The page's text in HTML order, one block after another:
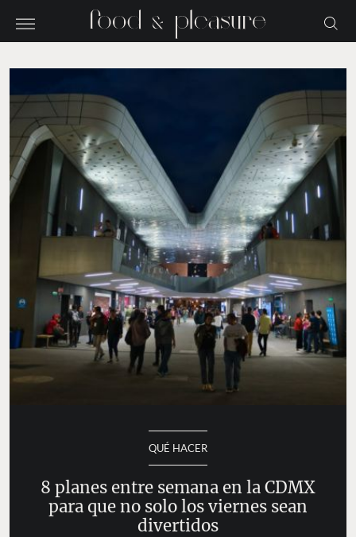
QUÉ HACER
8 planes entre semana en la CDMX
para que no solo los viernes sean
divertidos